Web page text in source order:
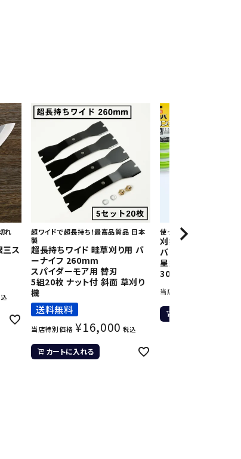
れ
ス
超ワイドで超長持ち！最高品質品 日本
製
超長持ちワイド 畦草刈り用 バ
ーナイフ 260mm
スパイダーモア用 替刃
5組20枚 ナット付 斜面 草刈り
機
送料無料
当店特別価格 ¥16,000 税込
カートに入れる
使って納得 安心の日本製！
刈払機用 ナイロン
バ
星型ストレート
30M 6巻 まとめ買い
当店特別価格